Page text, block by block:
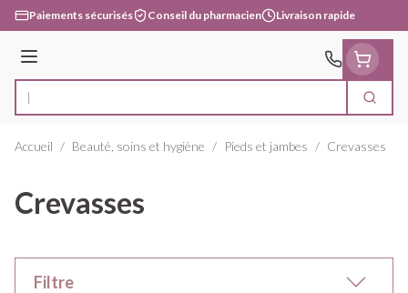
Aller au contenu
Paiements sécurisés Conseil du pharmacien Livraison rapide
Menu
Rechercher
Accueil / Beauté, soins et hygiène / Pieds et jambes / Crevasses
Crevasses
Filtre